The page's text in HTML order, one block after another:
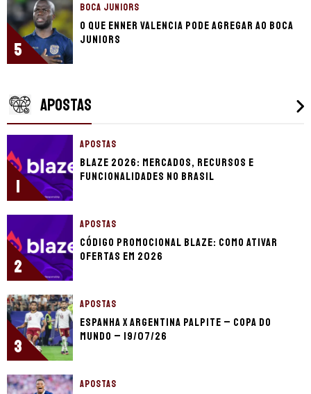
5
BOCA JUNIORS
O que Enner Valencia pode agregar ao Boca
Juniors
APOSTAS
1
APOSTAS
Blaze 2026: mercados, recursos e
funcionalidades no Brasil
2
APOSTAS
Código promocional Blaze: como ativar
ofertas em 2026
3
APOSTAS
Espanha x Argentina palpite – Copa do
Mundo – 19/07/26
APOSTAS